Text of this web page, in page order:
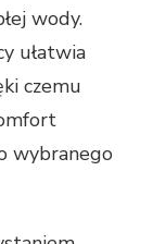
wody.
ułatwia
czemu
wybranego